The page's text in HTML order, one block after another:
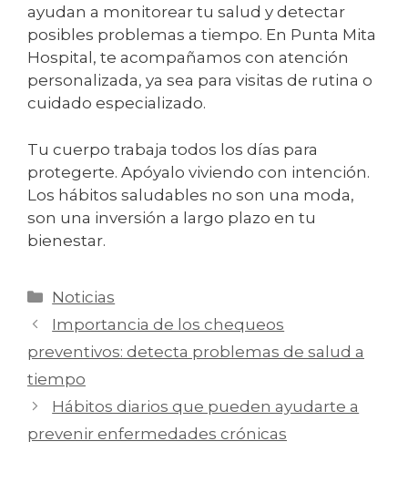
ayudan a monitorear tu salud y detectar
posibles problemas a tiempo. En Punta Mita
Hospital, te acompañamos con atención
personalizada, ya sea para visitas de rutina o
cuidado especializado.
Tu cuerpo trabaja todos los días para
protegerte. Apóyalo viviendo con intención.
Los hábitos saludables no son una moda,
son una inversión a largo plazo en tu
bienestar.
Noticias
Importancia de los chequeos
preventivos: detecta problemas de salud a
tiempo
Hábitos diarios que pueden ayudarte a
prevenir enfermedades crónicas